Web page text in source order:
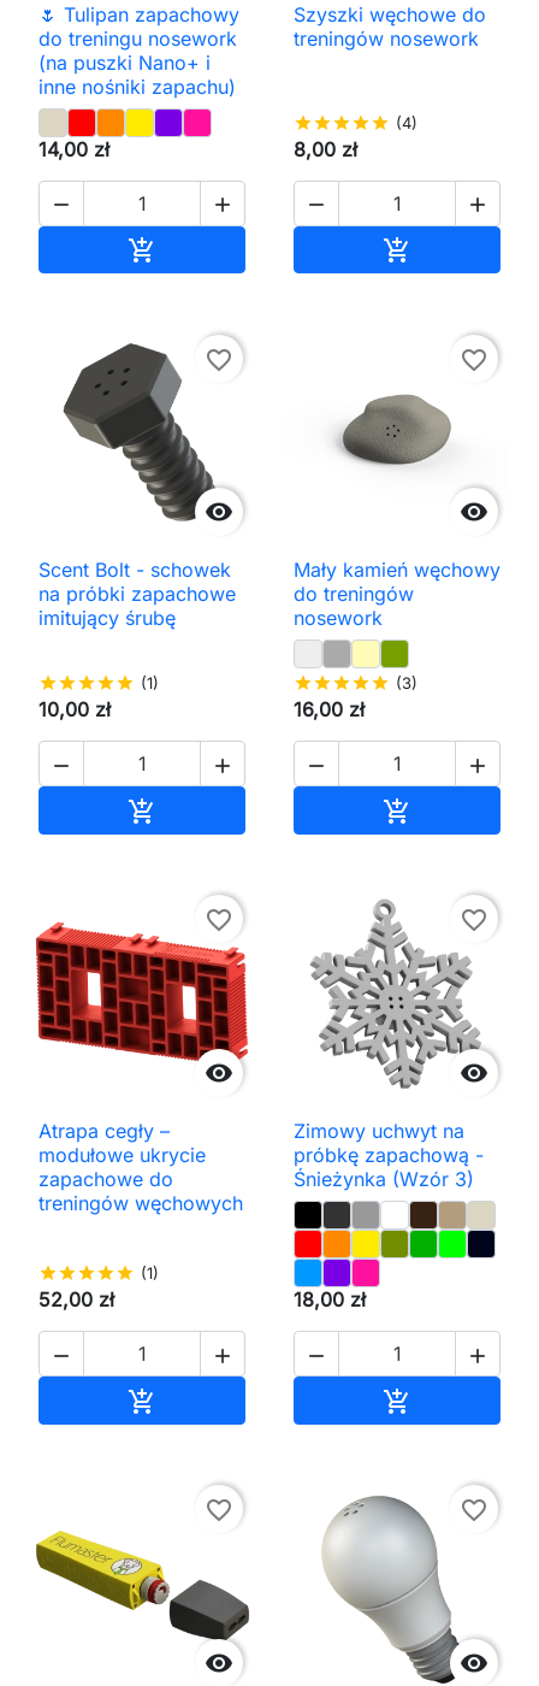
🌷 Tulipan zapachowy
do treningu nosework
(na puszki Nano+ i
inne nośniki zapachu)
14,00 zł
 

Szyszki węchowe do
treningów nosework
starstarstarstarstar (4)
8,00 zł
 


favorite_border
Scent Bolt - schowek
na próbki zapachowe
imitujący śrubę
starstarstarstarstar (1)
10,00 zł
 


favorite_border
Mały kamień węchowy
do treningów
nosework
starstarstarstarstar (3)
16,00 zł
 


favorite_border
Atrapa cegły –
modułowe ukrycie
zapachowe do
treningów węchowych
starstarstarstarstar (1)
52,00 zł
 


favorite_border
Zimowy uchwyt na
próbkę zapachową -
Śnieżynka (Wzór 3)
18,00 zł
 


favorite_border

favorite_border